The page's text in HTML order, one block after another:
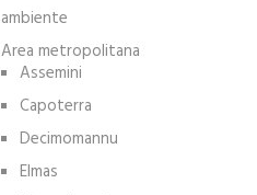
ambiente
Area metropolitana
Assemini
Capoterra
Decimomannu
Elmas